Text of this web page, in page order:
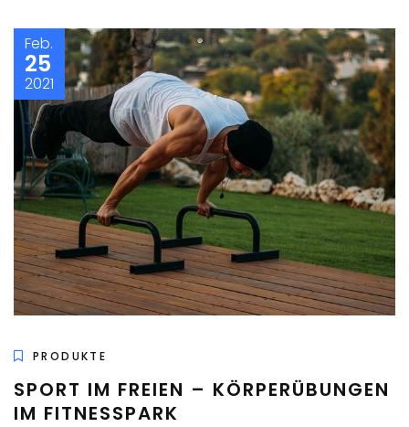
Feb.
25
2021
PRODUKTE
SPORT IM FREIEN – KÖRPERÜBUNGEN
IM FITNESSPARK